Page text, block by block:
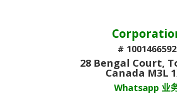
# 1001466592
28 Bengal Court,
Canada M3L
Whatsapp 业